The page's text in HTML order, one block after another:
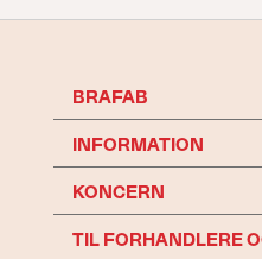
BRAFAB
INFORMATION
KONCERN
TIL FORHANDLERE